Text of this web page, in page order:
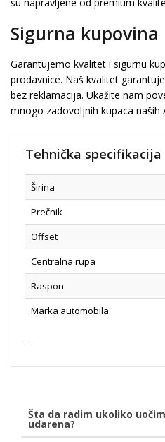
Sigurna kupovina
Garantujemo kvalitet i sigurnu
prodavnice. Naš kvalitet
bez reklamacija. Ukažite nam
mnogo zadovoljnih kupaca naših
Tehnička specifikacija
Širina
Prečnik
Offset
Centralna rupa
Raspon
Marka automobila
Šta da radim ukoliko
udarena?